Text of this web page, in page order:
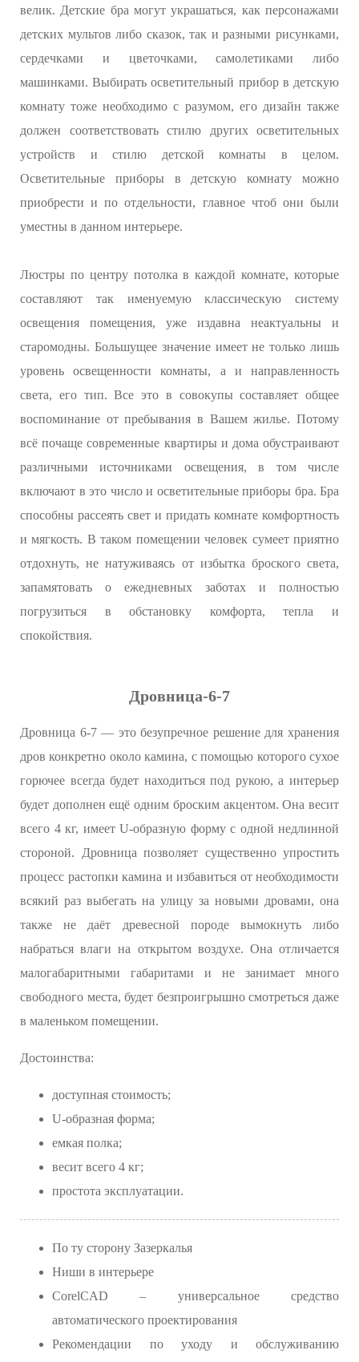
велик. Детские бра могут украшаться, как персонажами
детских мультов либо сказок, так и разными рисунками,
сердечками и цветочками, самолетиками либо
машинками. Выбирать осветительный прибор в детскую
комнату тоже необходимо с разумом, его дизайн также
должен соответствовать стилю других осветительных
устройств и стилю детской комнаты в целом.
Осветительные приборы в детскую комнату можно
приобрести и по отдельности, главное чтоб они были
уместны в данном интерьере.
Люстры по центру потолка в каждой комнате, которые
составляют так именуемую классическую систему
освещения помещения, уже издавна неактуальны и
старомодны. Большущее значение имеет не только лишь
уровень освещенности комнаты, а и направленность
света, его тип. Все это в совокупы составляет общее
воспоминание от пребывания в Вашем жилье. Потому
всё почаще современные квартиры и дома обустраивают
различными источниками освещения, в том числе
включают в это число и осветительные приборы бра. Бра
способны рассеять свет и придать комнате комфортность
и мягкость. В таком помещении человек сумеет приятно
отдохнуть, не натуживаясь от избытка броского света,
запамятовать о ежедневных заботах и полностью
погрузиться в обстановку комфорта, тепла и
спокойствия.
Дровница-6-7
Дровница 6-7 — это безупречное решение для хранения
дров конкретно около камина, с помощью которого сухое
горючее всегда будет находиться под рукою, а интерьер
будет дополнен ещё одним броским акцентом. Она весит
всего 4 кг, имеет U-образную форму с одной недлинной
стороной. Дровница позволяет существенно упростить
процесс растопки камина и избавиться от необходимости
всякий раз выбегать на улицу за новыми дровами, она
также не даёт древесной породе вымокнуть либо
набраться влаги на открытом воздухе. Она отличается
малогабаритными габаритами и не занимает много
свободного места, будет безпроигрышно смотреться даже
в маленьком помещении.
Достоинства:
доступная стоимость;
U-образная форма;
емкая полка;
весит всего 4 кг;
простота эксплуатации.
По ту сторону Зазеркалья
Ниши в интерьере
CorelCAD – универсальное средство
автоматического проектирования
Рекомендации по уходу и обслуживанию